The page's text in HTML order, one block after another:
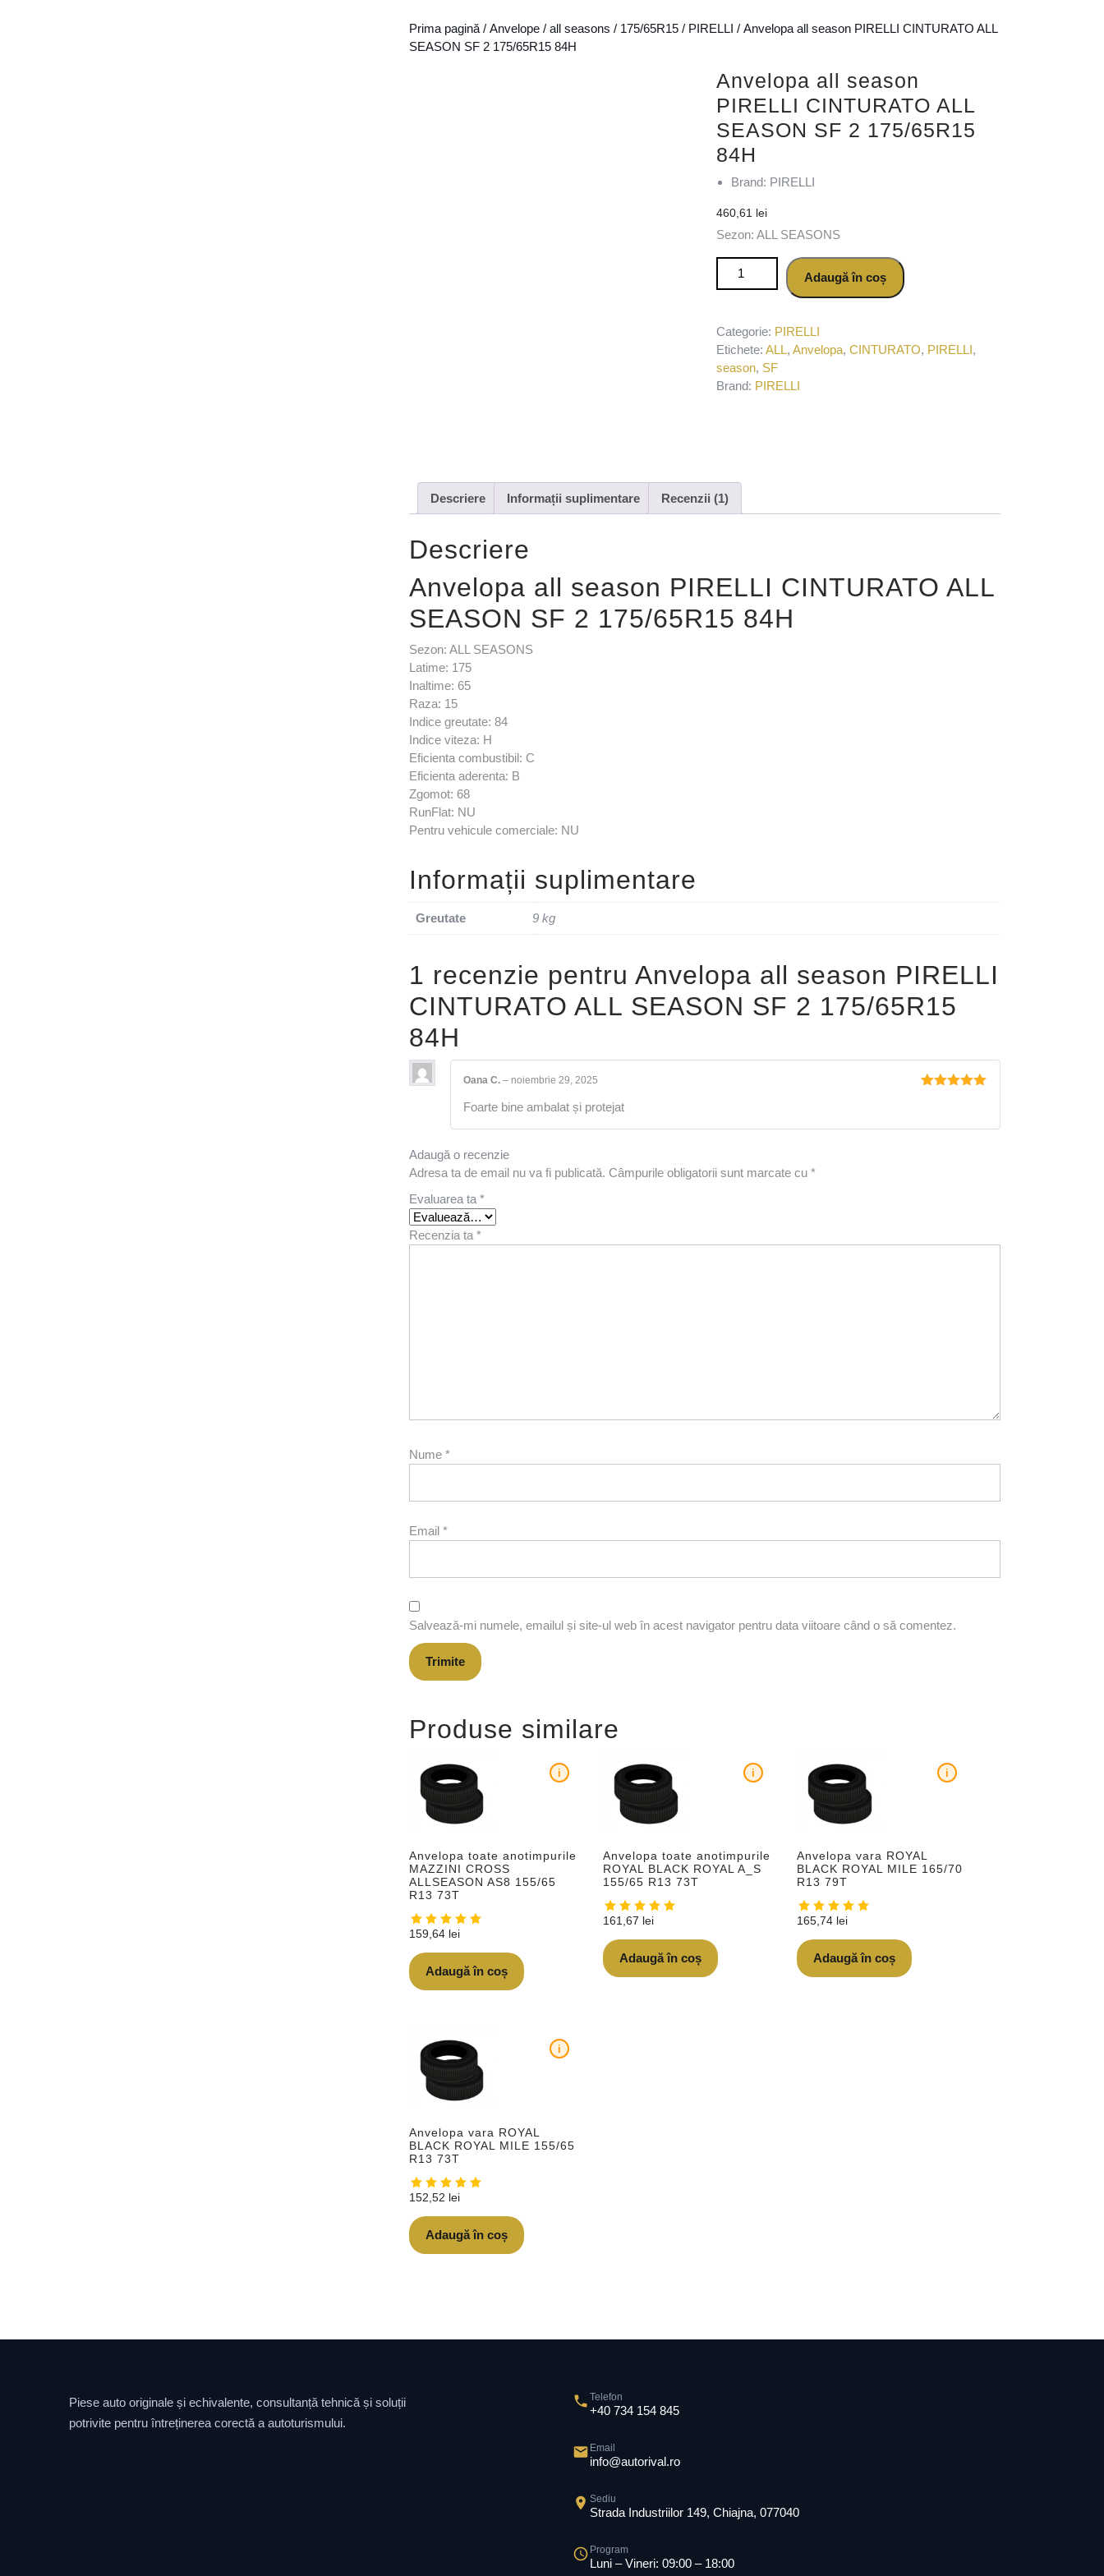
Prima pagină / Anvelope / all seasons / 175/65R15 / PIRELLI / Anvelopa all season PIRELLI CINTURATO ALL
SEASON SF 2 175/65R15 84H
Anvelopa all season
PIRELLI CINTURATO ALL
SEASON SF 2 175/65R15
84H
Brand: PIRELLI
460,61 lei
Sezon: ALL SEASONS
Cantitate Anvelopa all season PIRELLI CINTURATO ALL SEASON SF
Adaugă în coș
Categorie: PIRELLI
Etichete:ALL,Anvelopa,CINTURATO, PIRELLI,
season, SF
Brand: PIRELLI
Descriere Informații suplimentare Recenzii (1)
Descriere
Anvelopa all season PIRELLI CINTURATO ALL
SEASON SF 2 175/65R15 84H
Sezon: ALL SEASONS
Latime: 175
Inaltime: 65
Raza: 15
Indice greutate: 84
Indice viteza: H
Eficienta combustibil: C
Eficienta aderenta: B
Zgomot: 68
RunFlat: NU
Pentru vehicule comerciale: NU
Informații suplimentare
Greutate 9 kg
1 recenzie pentru Anvelopa all season PIRELLI
CINTURATO ALL SEASON SF 2 175/65R15
84H
Oana C. – noiembrie 29, 2025
Foarte bine ambalat și protejat
Adaugă o recenzie
Adresa ta de email nu va fi publicată. Câmpurile obligatorii sunt marcate cu *
Evaluarea ta *
Recenzia ta *
Nume *
Email *
Salvează-mi numele, emailul și site-ul web în acest navigator pentru data viitoare când o să comentez.
Produse similare
Anvelopa toate anotimpurile
MAZZINI CROSS
ALLSEASON AS8 155/65
R13 73T
i
159,64 lei
Adaugă în coș
Anvelopa toate anotimpurile
ROYAL BLACK ROYAL A_S
155/65 R13 73T
i
161,67 lei
Adaugă în coș
Anvelopa vara ROYAL
BLACK ROYAL MILE 165/70
R13 79T
i
165,74 lei
Adaugă în coș
Anvelopa vara ROYAL
BLACK ROYAL MILE 155/65
R13 73T
i
152,52 lei
Adaugă în coș
Piese auto originale și echivalente, consultanță tehnică și soluții
potrivite pentru întreținerea corectă a autoturismului.
Telefon
+40 734 154 845
Email
info@autorival.ro
Sediu
Strada Industriilor 149, Chiajna, 077040
Program
Luni – Vineri: 09:00 – 18:00